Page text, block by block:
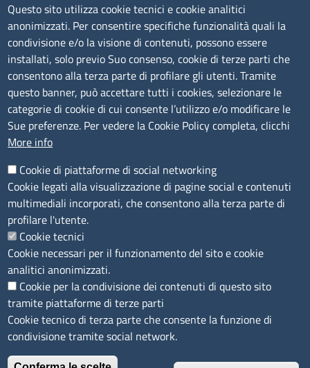
Imperia 0183 7931 - La Spezia 0187 7281
Amministrazione Trasparente
Consulta tutte le sezioni
Bilanci
Bandi di concorso
Procedimenti
Provvedimenti
Sito web
Note legali
Privacy policy
Dichiarazione di accessibilità
Redazione
Credits
Accesso riservato
Aziende speciali
© 2023 Camera di Commercio Industria e Agricoltura
Questo sito utilizza cookie tecnici e cookie analitici
anonimizzati. Per consentire specifiche funzionalità quali la
condivisione e/o la visione di contenuti, possono essere
installati, solo previo Suo consenso, cookie di terze parti che
consentono alla terza parte di profilare gli utenti. Tramite
questo banner, può accettare tutti i cookies, selezionare le
categorie di cookie di cui consente l’utilizzo e/o modificare le
Sue preferenze. Per vedere la Cookie Policy completa, clicchi
More info
Cookie di piattaforme di social networking
Cookie legati alla visualizzazione di pagine social e contenuti
multimediali incorporati, che consentono alla terza parte di
profilare l'utente.
Cookie tecnici
Cookie necessari per il funzionamento del sito e cookie
analitici anonimizzati.
Cookie per la condivisione dei contenuti di questo sito
tramite piattaforme di terze parti
Cookie tecnico di terza parte che consente la funzione di
condivisione tramite social network.